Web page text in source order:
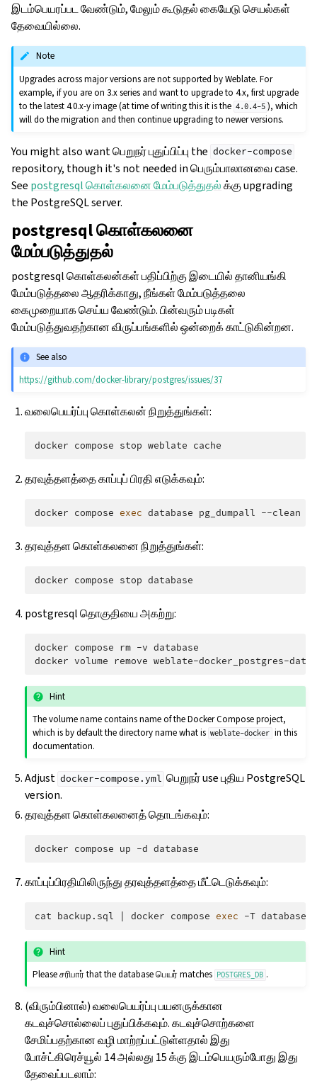
இடம்பெயரப்பட வேண்டும், மேலும் கூடுதல் கையேடு செயல்கள்
தேவையில்லை.
Note
Upgrades across major versions are not supported by Weblate. For
example, if you are on 3.x series and want to upgrade to 4.x, first upgrade
to the latest 4.0.x-y image (at time of writing this it is the 4.0.4-5 ), which
will do the migration and then continue upgrading to newer versions.
You might also want பெறுநர் புதுப்பிப்பு the docker-compose
repository, though it's not needed in பெரும்பாலானவை case.
See postgresql கொள்கலனை மேம்படுத்துதல்க்கு upgrading
the PostgreSQL server.
postgresql கொள்கலனை
மேம்படுத்துதல்
postgresql கொள்கலன்கள் பதிப்பிற்கு இடையில் தானியங்கி
மேம்படுத்தலை ஆதரிக்காது, நீங்கள் மேம்படுத்தலை
கைமுறையாக செய்ய வேண்டும். பின்வரும் படிகள்
மேம்படுத்துவதற்கான விருப்பங்களில் ஒன்றைக் காட்டுகின்றன.
See also
https://github.com/docker-library/postgres/issues/37
வலைபெயர்ப்பு கொள்கலன் நிறுத்துங்கள்:
docker compose stop weblate
தரவுத்தளத்தை காப்புப் பிரதி எடுக்கவும்:
docker compose exec database pg_dumpall --clean
தரவுத்தள கொள்கலனை நிறுத்துங்கள்:
docker compose stop
postgresql தொகுதியை அகற்று:
docker compose rm -v database
docker volume remove
Hint
The volume name contains name of the Docker Compose project,
which is by default the directory name what is weblate-docker in this
documentation.
Adjust docker-compose.yml பெறுநர் use புதிய PostgreSQL
version.
தரவுத்தள கொள்கலனைத் தொடங்கவும்:
docker compose up -d
காப்புப்பிரதியிலிருந்து தரவுத்தளத்தை மீட்டெடுக்கவும்:
cat backup.sql docker compose exec -T database
Hint
Please சரிபார் that the database பெயர் matches POSTGRES_DB .
(விரும்பினால்) வலைபெயர்ப்பு பயனருக்கான
கடவுச்சொல்லைப் புதுப்பிக்கவும். கடவுச்சொற்களை
சேமிப்பதற்கான வழி மாற்றப்பட்டுள்ளதால் இது
போச்ட்கிரெச்யூல் 14 அல்லது 15 க்கு இடம்பெயரும்போது இது
தேவைப்படலாம்: